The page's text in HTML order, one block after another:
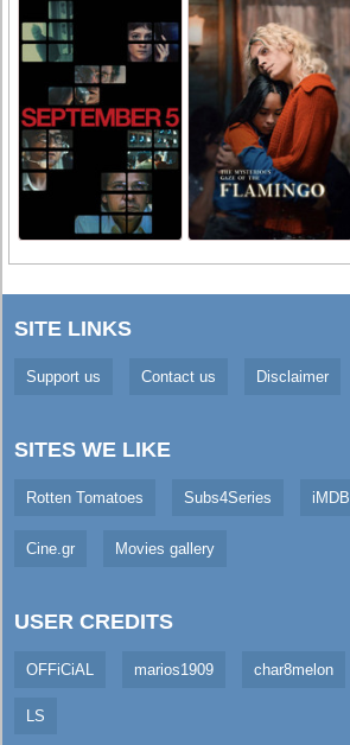
SITE LINKS
Support us Contact us Disclaimer
SITES WE LIKE
Rotten Tomatoes Subs4Series iMDB
Cine.gr Movies gallery
USER CREDITS
OFFiCiAL marios1909 char8melon
LS